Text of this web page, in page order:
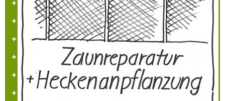
Satzung
Tätigkeitsberichte
Partner und Sponsoren
Ansprechpartner
Beitrittserklärung
Impressum/Kontakt